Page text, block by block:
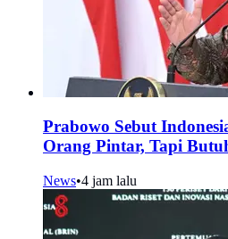
Prabowo Sebut
Orang Pintar, Tapi
News•4 jam lalu